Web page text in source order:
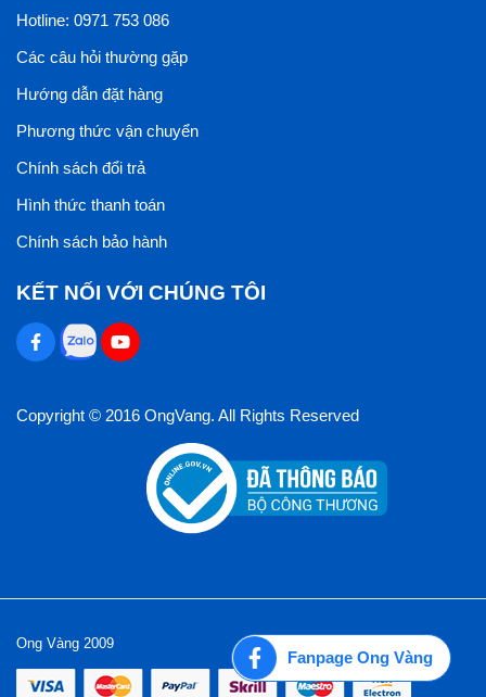
Hotline: 0971 753 086
Các câu hỏi thường gặp
Hướng dẫn đặt hàng
Phương thức vận chuyển
Chính sách đổi trả
Hình thức thanh toán
Chính sách bảo hành
KẾT NỐI VỚI CHÚNG TÔI
Copyright © 2016 OngVang. All Rights Reserved
Ong Vàng 2009
Fanpage Ong Vàng